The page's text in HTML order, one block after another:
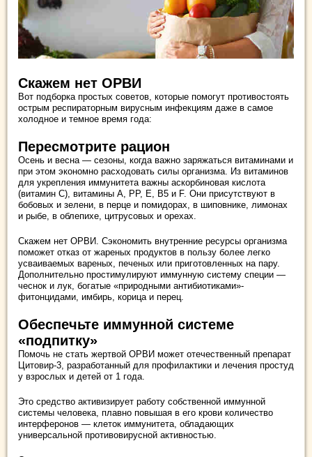
Скажем нет ОРВИ
Вот подборка простых советов, которые помогут противостоять
острым респираторным вирусным инфекциям даже в самое
холодное и темное время года:
Пересмотрите рацион
Осень и весна ― сезоны, когда важно заряжаться витаминами и
при этом экономно расходовать силы организма. Из витаминов
для укрепления иммунитета важны аскорбиновая кислота
(витамин С), витамины А, РР, Е, B5 и F. Они присутствуют в
бобовых и зелени, в перце и помидорах, в шиповнике, лимонах
и рыбе, в облепихе, цитрусовых и орехах.
Скажем нет ОРВИ. Сэкономить внутренние ресурсы организма
поможет отказ от жареных продуктов в пользу более легко
усваиваемых вареных, печеных или приготовленных на пару.
Дополнительно простимулируют иммунную систему специи ―
чеснок и лук, богатые «природными антибиотиками»-
фитонцидами, имбирь, корица и перец.
Обеспечьте иммунной системе
«подпитку»
Помочь не стать жертвой ОРВИ может отечественный препарат
Цитовир-3, разработанный для профилактики и лечения простуд
у взрослых и детей от 1 года.
Это средство активизирует работу собственной иммунной
системы человека, плавно повышая в его крови количество
интерферонов ― клеток иммунитета, обладающих
универсальной противовирусной активностью.